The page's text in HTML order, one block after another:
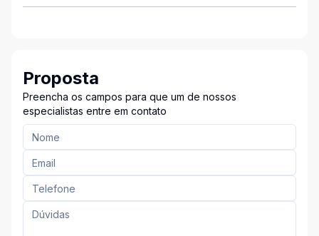
Proposta
Preencha os campos para que um de nossos
especialistas entre em contato